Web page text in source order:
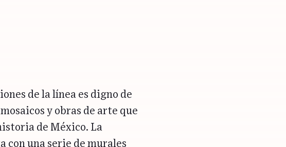
de la línea es digno de
y obras de arte que
de México. La
con una serie de murales